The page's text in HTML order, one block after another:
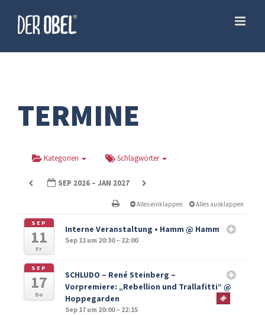
content
TERMINE
Kategorien Schlagwörter
SEP 2026 – JAN 2027
Alles einklappen Alles ausklappen
SEP
11
Fr
Interne Veranstaltung • Hamm@ Hamm
Sep 11 um 20:30 – 22:00
SEP
17
Do
SCHLUDO – René Steinberg –
Vorpremiere: „Rebellion und Trallafitti“@
Hoppegarden
Sep 17 um 20:00 – 22:15